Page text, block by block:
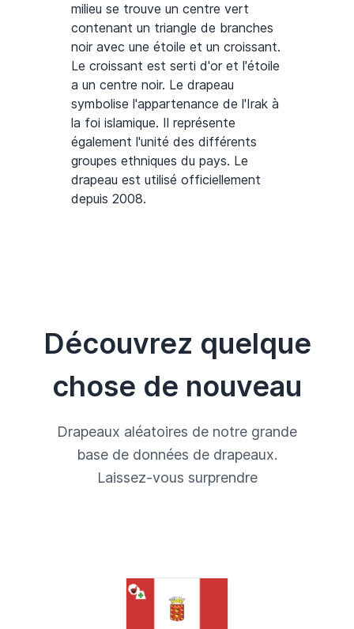
milieu se trouve un centre vert
contenant un triangle de branches
noir avec une étoile et un croissant.
Le croissant est serti d'or et l'étoile
a un centre noir. Le drapeau
symbolise l'appartenance de l'Irak à
la foi islamique. Il représente
également l'unité des différents
groupes ethniques du pays. Le
drapeau est utilisé officiellement
depuis 2008.
Découvrez quelque
chose de nouveau
Drapeaux aléatoires de notre grande
base de données de drapeaux.
Laissez-vous surprendre